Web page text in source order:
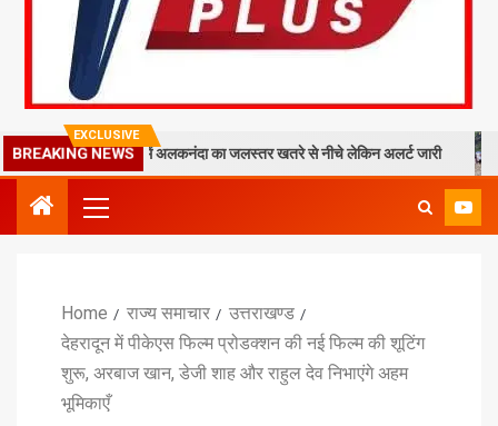
EXCLUSIVE
BREAKING NEWS
मलबा, श्रीनगर में अलकनंदा का जलस्तर खतरे से नीचे लेकिन अलर्ट जारी 26
Home राज्य समाचार
उत्तराखण्ड
देहरादून में पीकेएस फिल्म प्रोडक्शन की नई फिल्म की शूटिंग
शुरू, अरबाज खान, डेजी शाह और राहुल देव निभाएंगे अहम
भूमिकाएँ